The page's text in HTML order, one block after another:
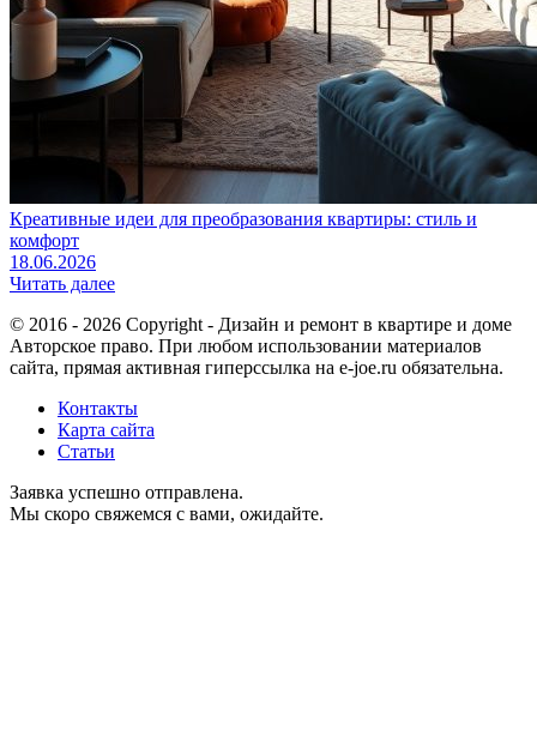
Креативные идеи для преобразования квартиры: стиль и
комфорт
18.06.2026
Читать далее
© 2016 - 2026 Copyright - Дизайн и ремонт в квартире и доме
Авторское право. При любом использовании материалов
сайта, прямая активная гиперссылка на e-joe.ru обязательна.
Контакты
Карта сайта
Статьи
Заявка успешно отправлена.
Мы скоро свяжемся с вами, ожидайте.